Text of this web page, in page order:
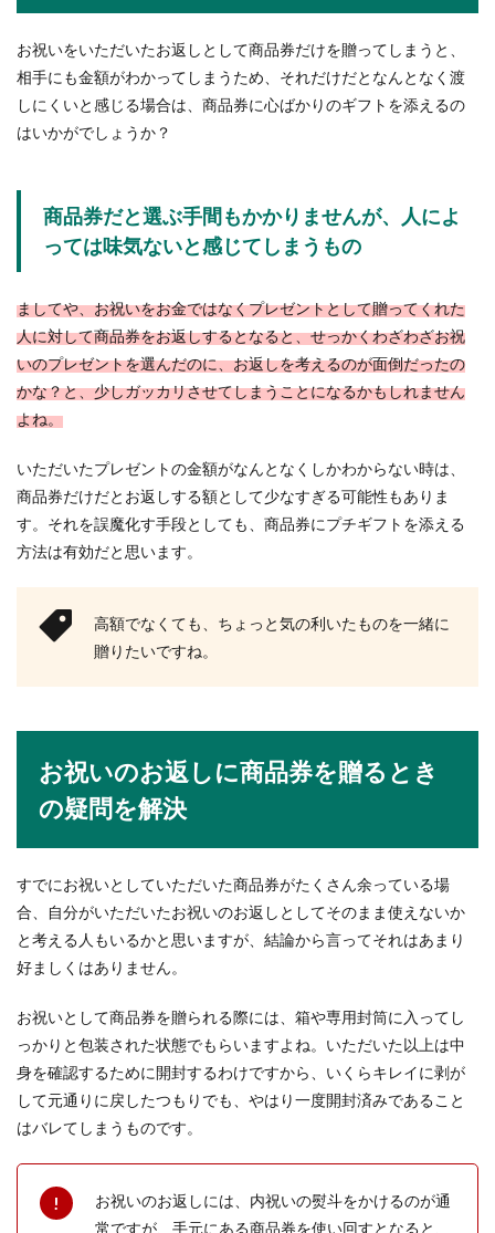
お祝いをいただいたお返しとして商品券だけを贈ってしまうと、
相手にも金額がわかってしまうため、それだけだとなんとなく渡
しにくいと感じる場合は、商品券に心ばかりのギフトを添えるの
はいかがでしょうか？
商品券だと選ぶ手間もかかりませんが、人によ
っては味気ないと感じてしまうもの
ましてや、お祝いをお金ではなくプレゼントとして贈ってくれた
人に対して商品券をお返しするとなると、せっかくわざわざお祝
いのプレゼントを選んだのに、お返しを考えるのが面倒だったの
かな？と、少しガッカリさせてしまうことになるかもしれません
よね。
いただいたプレゼントの金額がなんとなくしかわからない時は、
商品券だけだとお返しする額として少なすぎる可能性もありま
す。それを誤魔化す手段としても、商品券にプチギフトを添える
方法は有効だと思います。
高額でなくても、ちょっと気の利いたものを一緒に
贈りたいですね。
お祝いのお返しに商品券を贈るとき
の疑問を解決
すでにお祝いとしていただいた商品券がたくさん余っている場
合、自分がいただいたお祝いのお返しとしてそのまま使えないか
と考える人もいるかと思いますが、結論から言ってそれはあまり
好ましくはありません。
お祝いとして商品券を贈られる際には、箱や専用封筒に入ってし
っかりと包装された状態でもらいますよね。いただいた以上は中
身を確認するために開封するわけですから、いくらキレイに剥が
して元通りに戻したつもりでも、やはり一度開封済みであること
はバレてしまうものです。
お祝いのお返しには、内祝いの熨斗をかけるのが通
常ですが、手元にある商品券を使い回すとなると、